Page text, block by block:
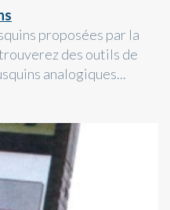
proposées par la
des outils de
analogiques...